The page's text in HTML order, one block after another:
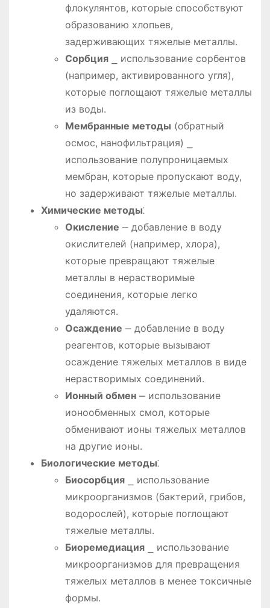
флокулянтов, которые способствуют
образованию хлопьев,
задерживающих тяжелые металлы.
Сорбция⎯ использование сорбентов
(например, активированного угля),
которые поглощают тяжелые металлы
из воды.
Мембранные методы (обратный
осмос, нанофильтрация) ⎯
использование полупроницаемых
мембран, которые пропускают воду,
но задерживают тяжелые металлы.
Химические методы⁚
Окисление ⎼ добавление в воду
окислителей (например, хлора),
которые превращают тяжелые
металлы в нерастворимые
соединения, которые легко
удаляются.
Осаждение ⎼ добавление в воду
реагентов, которые вызывают
осаждение тяжелых металлов в виде
нерастворимых соединений.
Ионный обмен⎼ использование
ионообменных смол, которые
обменивают ионы тяжелых металлов
на другие ионы.
Биологические методы⁚
Биосорбция⎯ использование
микроорганизмов (бактерий, грибов,
водорослей), которые поглощают
тяжелые металлы.
Биоремедиация⎯ использование
микроорганизмов для превращения
тяжелых металлов в менее токсичные
формы.